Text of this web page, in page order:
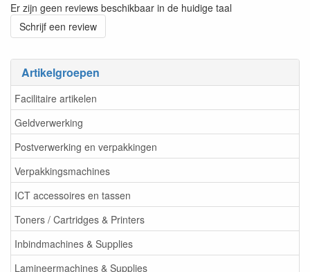
Artikelgroepen
Facilitaire artikelen
Geldverwerking
Postverwerking en verpakkingen
Verpakkingsmachines
ICT accessoires en tassen
Toners / Cartridges & Printers
Inbindmachines & Supplies
Lamineermachines & Supplies
Er zijn geen reviews beschikbaar in de huidige taal
Schrijf een review